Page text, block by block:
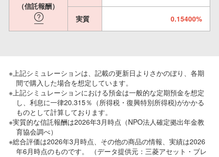
（信託報酬）
実質 0.15400%
※上記シミュレーションは、記載の更新日よりさかのぼり、各期
間で購入した場合を想定しています。
※上記シミュレーションにおける預金は一般的な定期預金を想定
し、利息に一律20.315％（所得税・復興特別所得税)がかかる
ものとして計算しております。
※実質的な信託報酬は2026年3月時点（NPO法人確定拠出年金教
育協会調べ）
※総合評価は2026年3月時点、その他の商品の情報、実績は2026
年6月時点のものです。 （データ提供元：三菱アセット・ブレ